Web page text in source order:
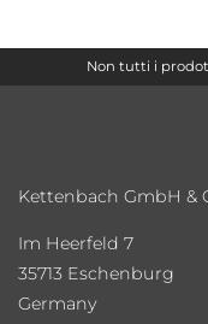
Non tutti i
Kettenbach GmbH &
Im Heerfeld 7
35713 Eschenburg
Germany